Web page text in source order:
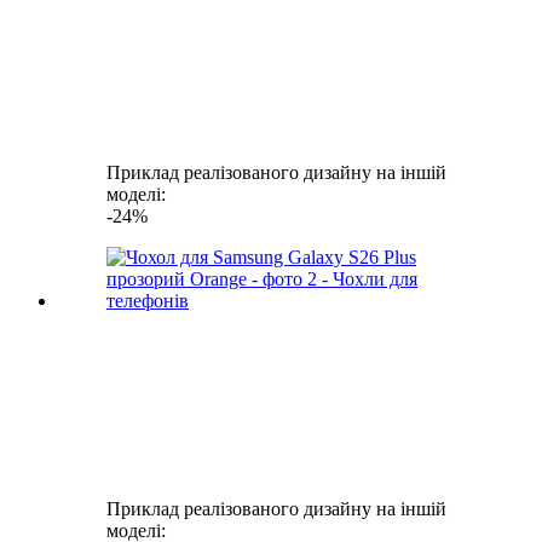
Приклад реалізованого дизайну на іншій
моделі:
-24%
Приклад реалізованого дизайну на іншій
моделі: